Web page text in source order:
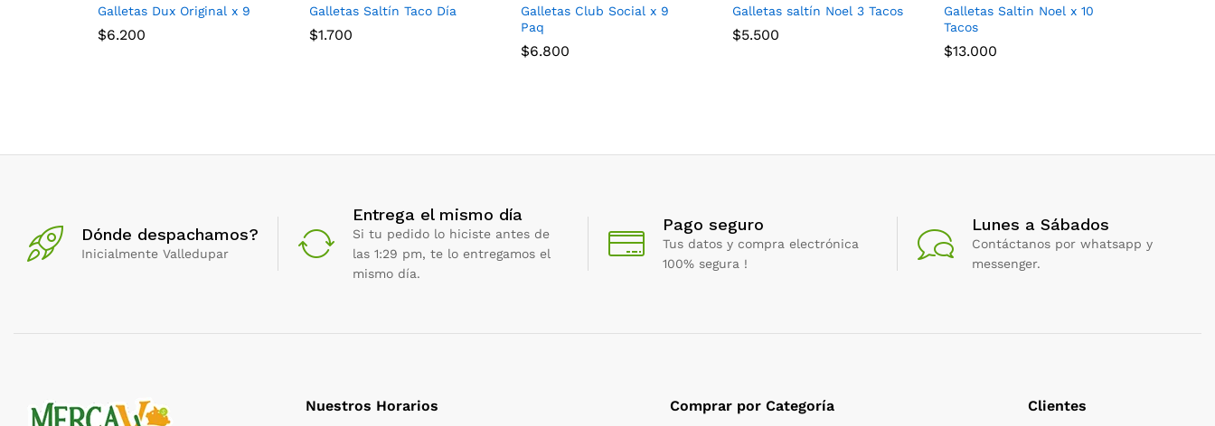
Galletas Dux Original x 9
$6.200
Galletas Saltín Taco Día
$1.700
Galletas Club Social x 9
Paq
$6.800
Galletas saltín Noel 3 Tacos
$5.500
Galletas Saltin Noel x 10
Tacos
$13.000
Dónde despachamos?
Inicialmente Valledupar
Entrega el mismo día
Si tu pedido lo hiciste antes de
las 1:29 pm, te lo entregamos el
mismo día.
Pago seguro
Tus datos y compra electrónica
100% segura !
Lunes a Sábados
Contáctanos por whatsapp y
messenger.
Nuestros Horarios Comprar por Categoría Clientes